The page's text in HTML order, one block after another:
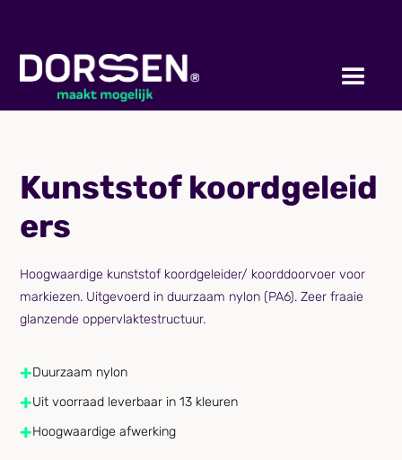
Kunststof koordgeleid
ers
Hoogwaardige kunststof koordgeleider/ koorddoorvoer voor
markiezen. Uitgevoerd in duurzaam nylon (PA6). Zeer fraaie
glanzende oppervlaktestructuur.
+Duurzaam nylon
+Uit voorraad leverbaar in 13 kleuren
+Hoogwaardige afwerking